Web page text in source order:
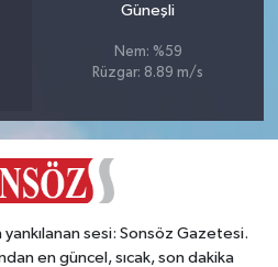
Güneşli
Nem: %59
Rüzgar: 8.89 m/s
sesi: Sonsöz Gazetesi.
en güncel, sıcak, son dakika